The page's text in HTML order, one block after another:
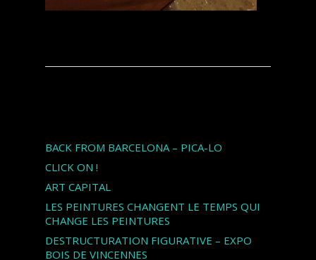
BACK FROM BARCELONA – PICA-LO
CLICK ON !
ART CAPITAL
LES PEINTURES CHANGENT LE TEMPS QUI
CHANGE LES PEINTURES
DESTRUCTURATION FIGURATIVE – EXPO
BOIS DE VINCENNES